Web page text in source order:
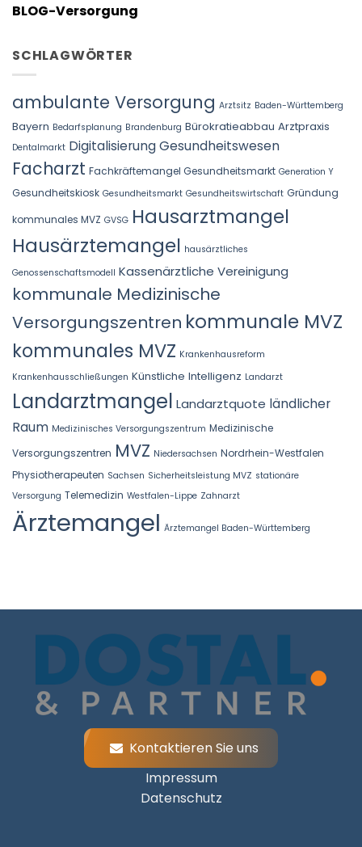
BLOG-Versorgung
SCHLAGWÖRTER
ambulante Versorgung Arztsitz Baden-Württemberg
Bayern Bedarfsplanung Brandenburg Bürokratieabbau Arztpraxis
Dentalmarkt Digitalisierung Gesundheitswesen
Facharzt Fachkräftemangel Gesundheitsmarkt Generation Y
Gesundheitskiosk Gesundheitsmarkt Gesundheitswirtschaft Gründung
kommunales MVZ GVSG Hausarztmangel
Hausärztemangel hausärztliches
Genossenschaftsmodell Kassenärztliche Vereinigung
kommunale Medizinische
Versorgungszentren kommunale MVZ
kommunales MVZ Krankenhausreform
Krankenhausschließungen Künstliche Intelligenz Landarzt
Landarztmangel Landarztquote ländlicher
Raum Medizinisches Versorgungszentrum Medizinische
Versorgungszentren MVZ Niedersachsen Nordrhein-Westfalen
Physiotherapeuten Sachsen Sicherheitsleistung MVZ stationäre
Versorgung Telemedizin Westfalen-Lippe Zahnarzt
Ärztemangel Ärztemangel Baden-Württemberg
Kontaktieren Sie uns
Impressum
Datenschutz